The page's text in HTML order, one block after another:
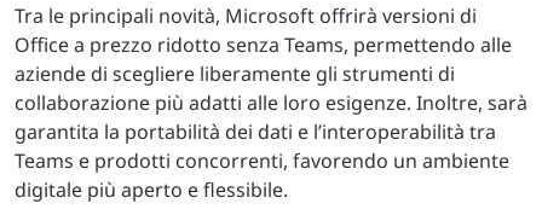
Tra le principali novità, Microsoft offrirà versioni di
Office a prezzo ridotto senza Teams, permettendo alle
aziende di scegliere liberamente gli strumenti di
collaborazione più adatti alle loro esigenze. Inoltre, sarà
garantita la portabilità dei dati e l’interoperabilità tra
Teams e prodotti concorrenti, favorendo un ambiente
digitale più aperto e flessibile.